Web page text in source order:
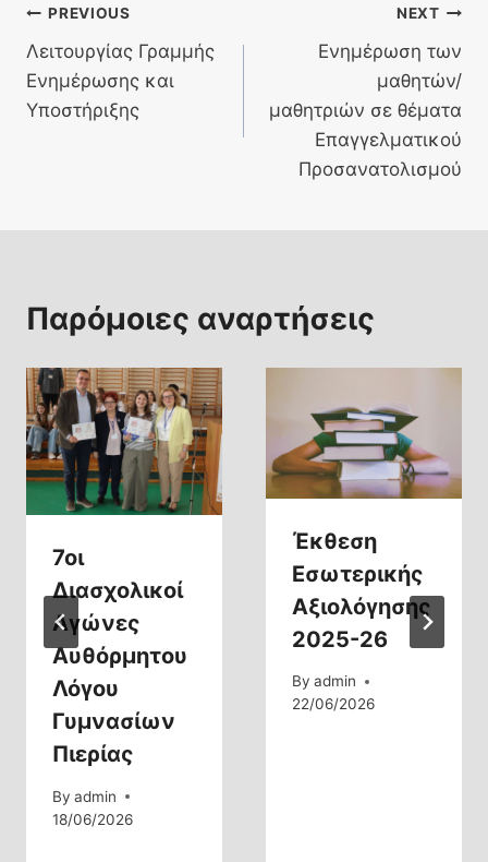
Πλοήγηση
άρθρων
PREVIOUS
Λειτουργίας Γραμμής
Ενημέρωσης και
Υποστήριξης
NEXT
Ενημέρωση των
μαθητών/
μαθητριών σε θέματα
Επαγγελματικού
Προσανατολισμού
Παρόμοιες αναρτήσεις
7οι
Διασχολικοί
Αγώνες
Αυθόρμητου
Λόγου
Γυμνασίων
Πιερίας
By admin
18/06/2026
Έκθεση
Εσωτερικής
Αξιολόγησης
2025-26
By admin
22/06/2026